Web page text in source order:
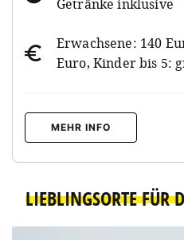
Getränke inklusive
Erwachsene: 140
Euro, Kinder bis 5:
MEHR INFO
LIEBLINGSORTE FÜR